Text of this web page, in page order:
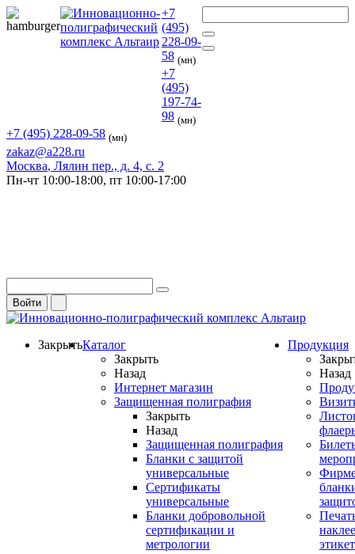
+7
(495)
228-09-
58 (мн)
+7
(495)
197-74-
98 (мн)
+7 (495) 228-09-58 (мн)
zakaz@a228.ru
Москва, Лялин пер., д. 4, с. 2
Пн-чт 10:00-18:00, пт 10:00-17:00
Войти
ЗакрытьКаталог
Закрыть
Назад
Интернет магазин
Защищенная полиграфия
Закрыть
Назад
Защищенная полиграфия
Бланки с защитой
универсальные
Сертификаты
универсальные
Бланки добровольной
сертификации и
метрологии
Продукция
Назад